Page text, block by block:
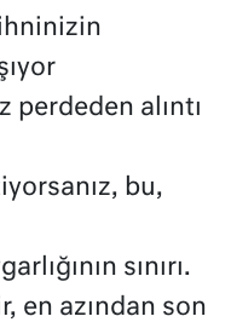
perdeden alıntı
bu,
sınırı.
en azından son